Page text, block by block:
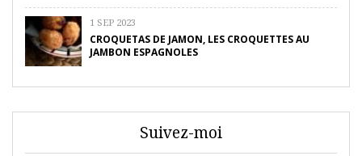
1 SEP 2023
CROQUETAS DE JAMON, LES CROQUETTES AU
JAMBON ESPAGNOLES
Suivez-moi